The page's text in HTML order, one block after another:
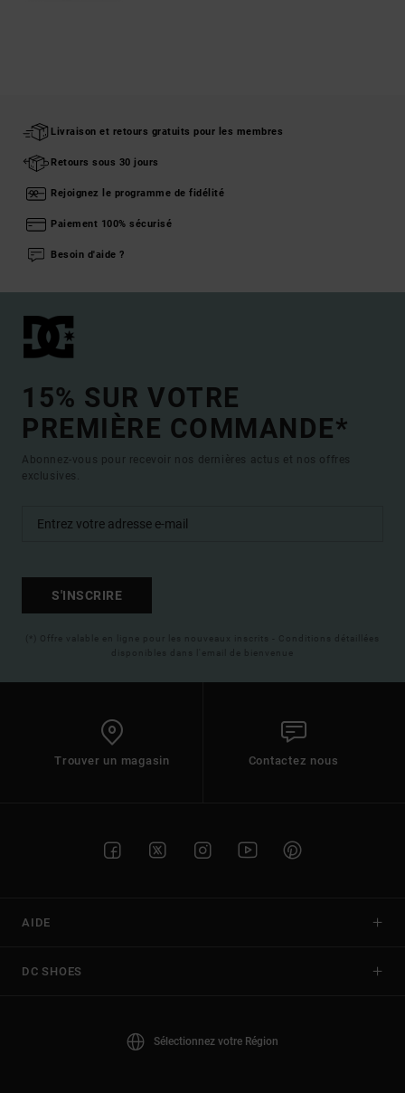
Livraison et retours gratuits pour les membres
Retours sous 30 jours
Rejoignez le programme de fidélité
Paiement 100% sécurisé
Besoin d'aide ?
15% SUR VOTRE
PREMIÈRE COMMANDE*
Abonnez-vous pour recevoir nos dernières actus et nos offres
exclusives.
S'INSCRIRE
(*) Offre valable en ligne pour les nouveaux inscrits - Conditions détaillées
disponibles dans l'email de bienvenue
Trouver un magasin Contactez nous
AIDE
DC SHOES
Sélectionnez votre Région